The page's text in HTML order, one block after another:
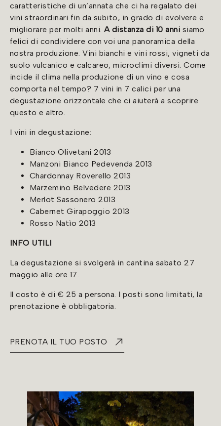
caratteristiche di un’annata che ci ha regalato dei
vini straordinari fin da subito, in grado di evolvere e
migliorare per molti anni. A distanza di 10 anni siamo
felici di condividere con voi una panoramica della
nostra produzione. Vini bianchi e vini rossi, vigneti da
suolo vulcanico e calcareo, microclimi diversi. Come
incide il clima nella produzione di un vino e cosa
comporta nel tempo? 7 vini in 7 calici per una
degustazione orizzontale che ci aiuterà a scoprire
questo e altro.
I vini in degustazione:
Bianco Olivetani 2013
Manzoni Bianco Pedevenda 2013
Chardonnay Roverello 2013
Marzemino Belvedere 2013
Merlot Sassonero 2013
Cabernet Girapoggio 2013
Rosso Natìo 2013
INFO UTILI
La degustazione si svolgerà in cantina sabato 27
maggio alle ore 17.
Il costo è di € 25 a persona. I posti sono limitati, la
prenotazione è obbligatoria.
PRENOTA IL TUO POSTO